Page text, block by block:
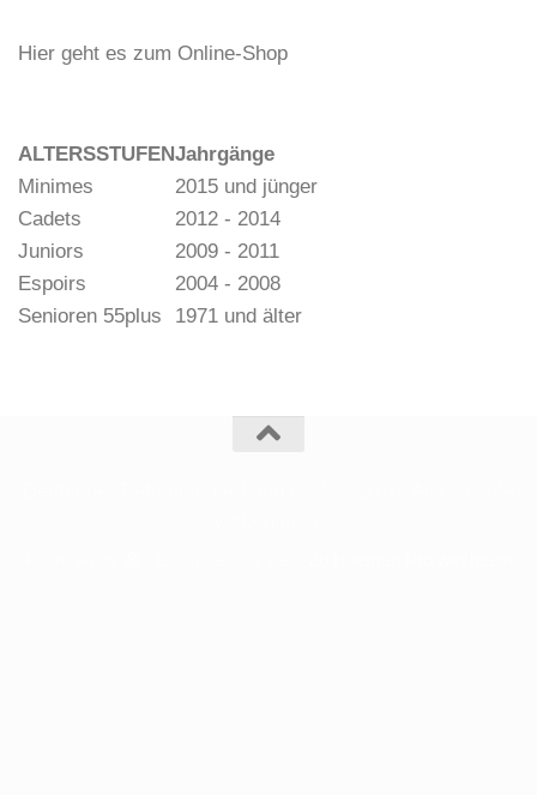
Hier geht es zum Online-Shop
ALTERSSTUFENJahrgänge
Minimes
2015 und jünger
Cadets
2012 - 2014
Juniors
2009 - 2011
Espoirs
2004 - 2008
Senioren 55plus
1971 und älter